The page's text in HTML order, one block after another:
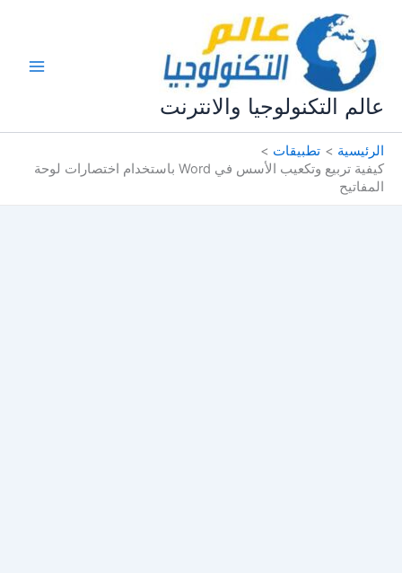
المحتوى
عالم التكنولوجيا والانترنت
الرئيسية
تطبيقات
كيفية تربيع وتكعيب الأسس في Word باستخدام اختصارات لوحة
المفاتيح